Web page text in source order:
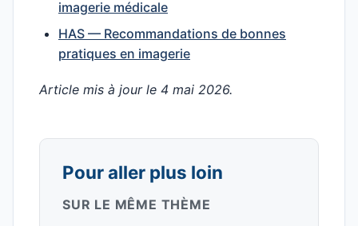
imagerie médicale
HAS — Recommandations de bonnes
pratiques en imagerie
Article mis à jour le 4 mai 2026.
Pour aller plus loin
SUR LE MÊME THÈME